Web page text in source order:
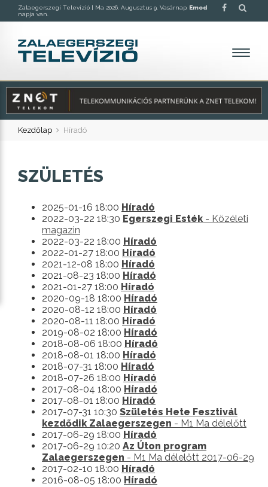
Zalaegerszegi Televízió | Ma 2026. Augusztus 9. Vasárnap, Emod
napja van.
Kezdőlap Híradó
SZÜLETÉS
2025-01-16 18:00 Híradó
2022-03-22 18:30 Egerszegi Esték- Közéleti
magazin
2022-03-22 18:00 Híradó
2022-01-27 18:00 Híradó
2021-12-08 18:00 Híradó
2021-08-23 18:00 Híradó
2021-01-27 18:00 Híradó
2020-09-18 18:00 Híradó
2020-08-12 18:00 Híradó
2020-08-11 18:00 Híradó
2019-08-02 18:00 Híradó
2018-08-06 18:00 Híradó
2018-08-01 18:00 Híradó
2018-07-31 18:00 Híradó
2018-07-26 18:00 Híradó
2017-08-04 18:00 Híradó
2017-08-01 18:00 Híradó
2017-07-31 10:30 Születés Hete Fesztivál
kezdődik Zalaegerszegen - M1 Ma délelőtt
2017-06-29 18:00 Híradó
2017-06-29 10:20 Az Úton program
Zalaegerszegen - M1 Ma délelőtt 2017-06-29
2017-02-10 18:00 Híradó
2016-08-05 18:00 Híradó